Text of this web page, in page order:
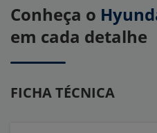
Conheça o
em cada detalhe
FICHA TÉCNICA